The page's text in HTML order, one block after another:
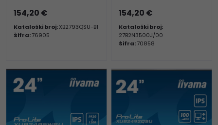
154,20 €
Kataloški broj:XB2793QSU-B1
Šifra:76905
154,20 €
Kataloški broj:
27B2N3500J/00
Šifra:70858